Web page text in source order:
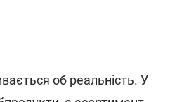
об реальність. У